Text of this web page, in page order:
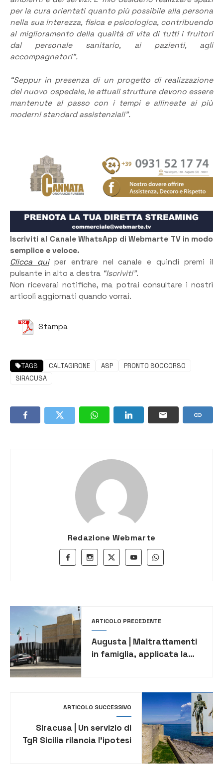
per la cura orientati quanto più possibile alla persona
nella sua interezza, fisica e psicologica, contribuendo
al miglioramento della qualità di vita di tutti i fruitori
dal personale sanitario, ai pazienti, agli
accompagnatori”.
“Seppur in presenza di un progetto di realizzazione
del nuovo ospedale, le attuali strutture devono essere
mantenute al passo con i tempi e allineate ai più
moderni standard assistenziali”.
Iscriviti al Canale WhatsApp di Webmarte TV in modo
semplice e veloce.
Clicca quiper entrare nel canale e quindi premi il
pulsante in alto a destra “Iscriviti”.
Non riceverai notifiche, ma potrai consultare i nostri
articoli aggiornati quando vorrai.
Stampa
TAGS CALTAGIRONE ASP
PRONTO SOCCORSO
SIRACUSA
Redazione Webmarte
ARTICOLO PRECEDENTE
Augusta | Maltrattamenti
in famiglia, applicata la
casa familiare e del divieto
di avvicinamento
ARTICOLO SUCCESSIVO
Siracusa | Un servizio di
TgR Sicilia rilancia l’ipotesi